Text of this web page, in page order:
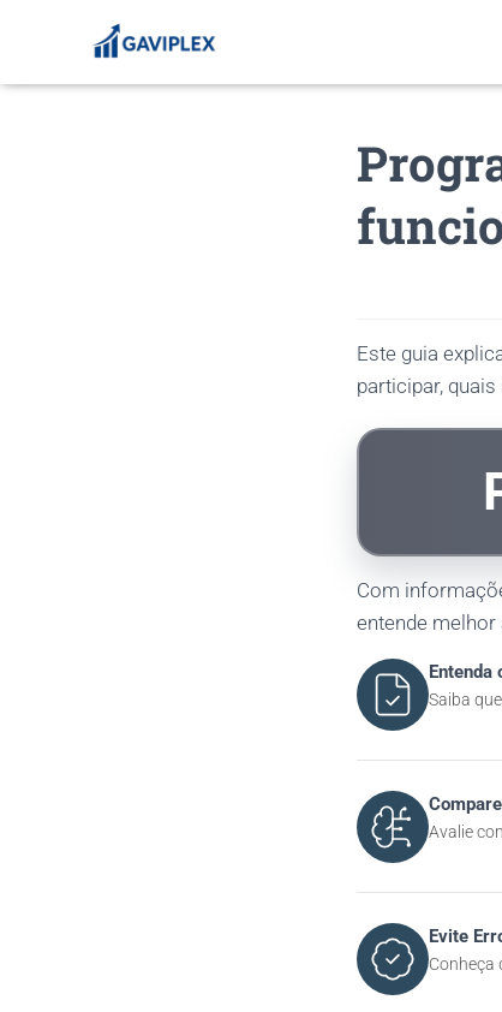
Este guia
participar,
Com
entende
Entenda
Saiba
Avalie
Evite
Conheça